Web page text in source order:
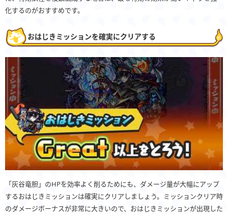
化するのがおすすめです。
おはじきミッションを確実にクリアする
「灰谷竜胆」のHPを効率よく削るためにも、ダメージ量が大幅にアップ
するおはじきミッションは確実にクリアしましょう。ミッションクリア時
のダメージボーナスが非常に大きいので、おはじきミッションが出現した